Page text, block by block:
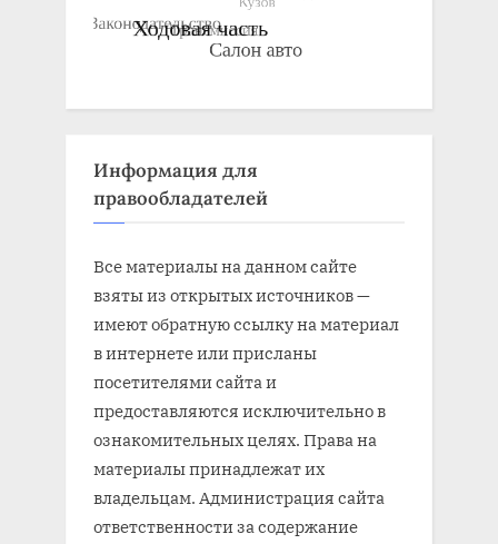
Информация для
правообладателей
Все материалы на данном сайте
взяты из открытых источников —
имеют обратную ссылку на материал
в интернете или присланы
посетителями сайта и
предоставляются исключительно в
ознакомительных целях. Права на
материалы принадлежат их
владельцам. Администрация сайта
ответственности за содержание